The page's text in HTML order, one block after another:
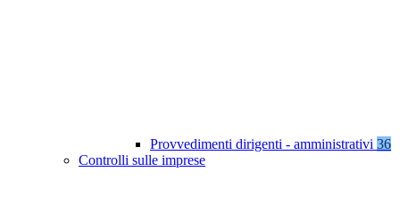
Provvedimenti dirigenti - amministrativi 36
Controlli sulle imprese